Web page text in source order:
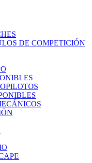
DE COMPETICIÓN